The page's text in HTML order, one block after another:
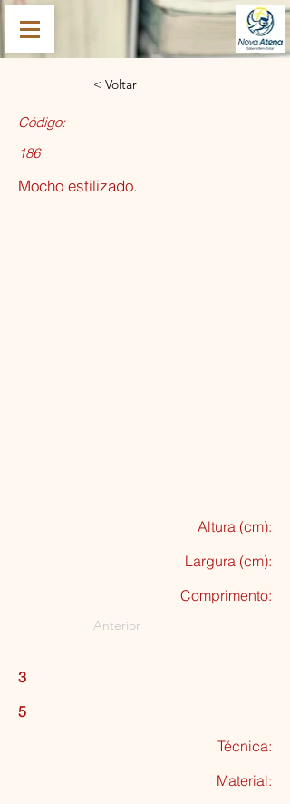
< Voltar
Código:
186
Mocho estilizado.
Altura (cm):
Largura (cm):
Comprimento:
Anterior
3
5
Técnica:
Material: